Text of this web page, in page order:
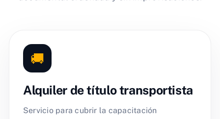
🚚
Alquiler de título transportista
Servicio para cubrir la capacitación